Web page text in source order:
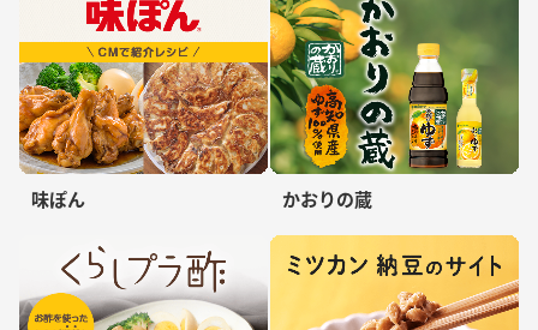
味ぽん かおりの蔵